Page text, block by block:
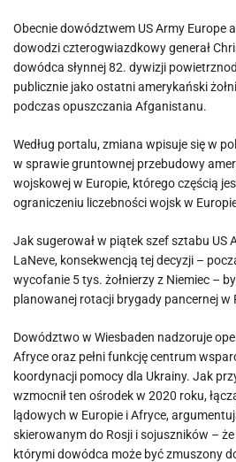
Obecnie dowództwem US Army Europe
dowodzi czterogwiazdkowy generał
dowódca słynnej 82. dywizji
publicznie jako ostatni amerykański
podczas opuszczania Afganistanu.
Według portalu, zmiana wpisuje się w
w sprawie gruntownej przebudowy
wojskowej w Europie, którego częścią
ograniczeniu liczebności wojsk w
Jak sugerował w piątek szef sztabu US
LaNeve, konsekwencją tej decyzji –
wycofanie 5 tys. żołnierzy z Niemiec –
planowanej rotacji brygady pancernej w
Dowództwo w Wiesbaden nadzoruje
Afryce oraz pełni funkcję centrum
koordynacji pomocy dla Ukrainy. Jak
wzmocnił ten ośrodek w 2020 roku,
lądowych w Europie i Afryce,
skierowanym do Rosji i sojuszników –
którymi dowódca może być zmuszony